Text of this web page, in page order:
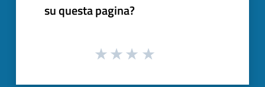
su questa pagina?